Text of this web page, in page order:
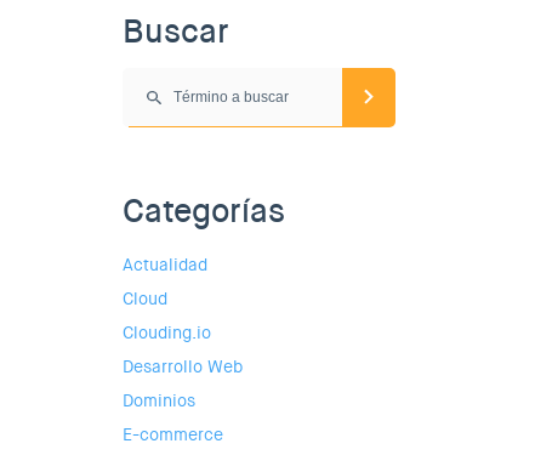
Buscar
Categorías
Actualidad
Cloud
Clouding.io
Desarrollo Web
Dominios
E-commerce